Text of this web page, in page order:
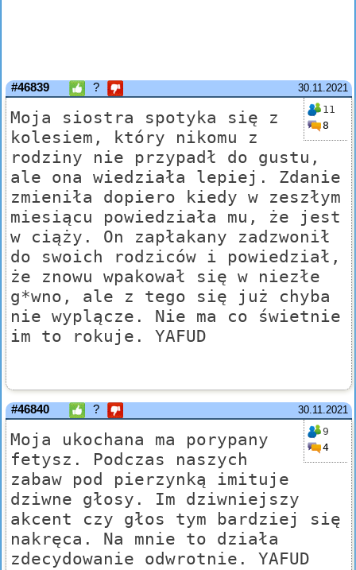
30.11.2021
#46839 ?
11
8
Moja siostra spotyka się z
kolesiem, który nikomu z
rodziny nie przypadł do gustu,
ale ona wiedziała lepiej. Zdanie
zmieniła dopiero kiedy w zeszłym
miesiącu powiedziała mu, że jest
w ciąży. On zapłakany zadzwonił
do swoich rodziców i powiedział,
że znowu wpakował się w niezłe
g*wno, ale z tego się już chyba
nie wyplącze. Nie ma co świetnie
im to rokuje. YAFUD
30.11.2021
#46840 ?
9
4
Moja ukochana ma porypany
fetysz. Podczas naszych
zabaw pod pierzynką imituje
dziwne głosy. Im dziwniejszy
akcent czy głos tym bardziej się
nakręca. Na mnie to działa
zdecydowanie odwrotnie. YAFUD